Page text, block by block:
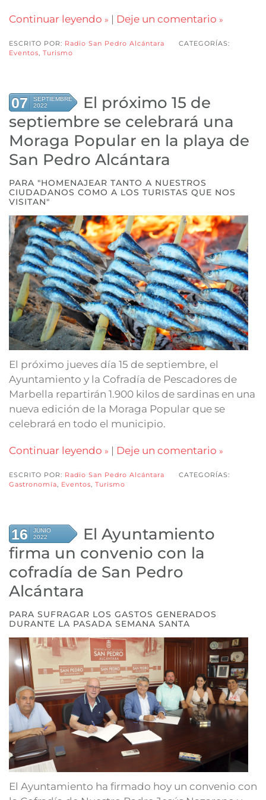
Continuar leyendo | Deje un comentario
ESCRITO POR: Radio San Pedro Alcántara
CATEGORÍAS:
Eventos, Turismo
07
SEPTIEMBRE
2022
El próximo 15 de
septiembre se celebrará una
Moraga Popular en la playa de
San Pedro Alcántara
PARA "HOMENAJEAR TANTO A NUESTROS
CIUDADANOS COMO A LOS TURISTAS QUE NOS
VISITAN"
El próximo jueves día 15 de septiembre, el
Ayuntamiento y la Cofradía de Pescadores de
Marbella repartirán 1.900 kilos de sardinas en una
nueva edición de la Moraga Popular que se
celebrará en todo el municipio.
Continuar leyendo | Deje un comentario
ESCRITO POR: Radio San Pedro Alcántara
CATEGORÍAS:
Gastronomía, Eventos, Turismo
16
JUNIO
2022
El Ayuntamiento
firma un convenio con la
cofradía de San Pedro
Alcántara
PARA SUFRAGAR LOS GASTOS GENERADOS
DURANTE LA PASADA SEMANA SANTA
El Ayuntamiento ha firmado hoy un convenio con